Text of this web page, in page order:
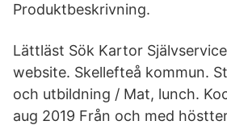
Produktbeskrivning.
Lättläst Sök Kartor
website. Skellefteå kommun.
och utbildning / Mat, lunch.
aug 2019 Från och med